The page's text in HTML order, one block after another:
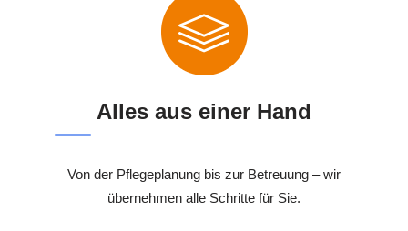
Alles aus einer Hand
Von der Pflegeplanung bis zur Betreuung – wir
übernehmen alle Schritte für Sie.